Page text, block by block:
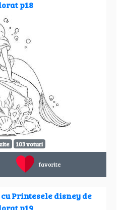
p18
103 voturi
favorite
Printesele disney de
p19